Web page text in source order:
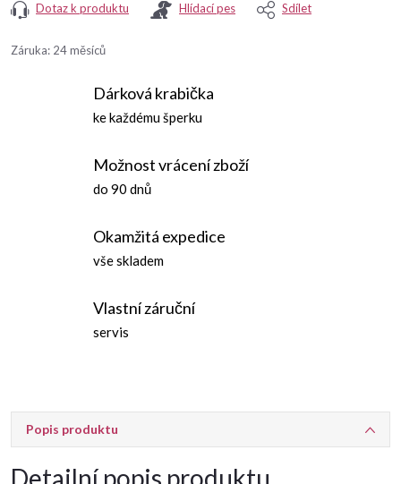
Dotaz k produktu Hlídací pes Sdílet
Záruka: 24 měsíců
Dárková krabička
ke každému šperku
Možnost vrácení zboží
do 90 dnů
Okamžitá expedice
vše skladem
Vlastní záruční
servis
Popis produktu
Detailní popis produktu